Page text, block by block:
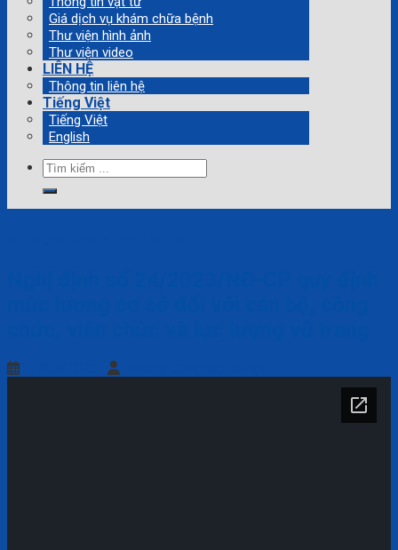
Giá dịch vụ khám chữa bệnh
Thư viện hình ảnh
Thư viện video
LIÊN HỆ
Thông tin liên hệ
Tiếng Việt
Tiếng Việt
English
Tìm
kiếm: